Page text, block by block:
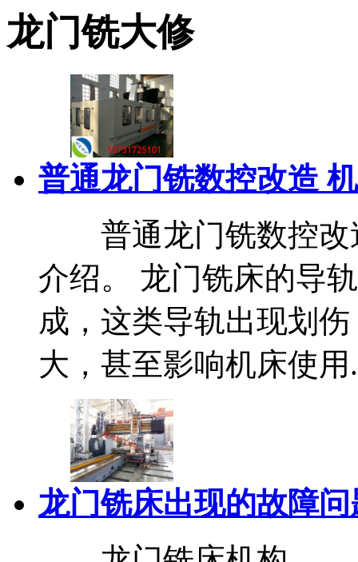
龙门铣大修
普通龙门铣数控改造
普通龙门铣数控改
介绍。 龙门铣床的导
成，这类导轨出现划
大，甚至影响机床使用
龙门铣床出现的故障问